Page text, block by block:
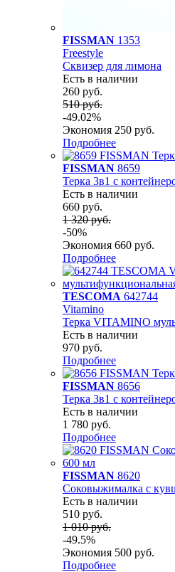
FISSMAN 1353
Freestyle
Cквизер для лимона
Есть в наличии
260 руб.
510 руб.
-49.02%
Экономия 250 руб.
Подробнее
FISSMAN 8659
Терка 3в1 с
Есть в наличии
660 руб.
1 320 руб.
-50%
Экономия 660 руб.
Подробнее
TESCOMA 642744
Vitamino
Терка VITAMINO
Есть в наличии
970 руб.
Подробнее
FISSMAN 8656
Терка 3в1 с
Есть в наличии
1 780 руб.
Подробнее
FISSMAN 8620
Соковыжималка с
Есть в наличии
510 руб.
1 010 руб.
-49.5%
Экономия 500 руб.
Подробнее